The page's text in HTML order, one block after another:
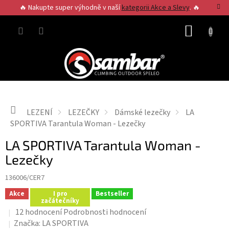
na
obsah
🔥 Nakupte super výhodně v našíkategorii Akce a Slevy. 🔥
Domů
LEZENÍ LEZEČKY Dámské lezečky
LA
SPORTIVA Tarantula Woman - Lezečky
LA SPORTIVA Tarantula Woman -
Lezečky
136006/CER7
Akce I pro
začátečníky
Bestseller
Průměrné
hodnocení
12 hodnocení Podrobnosti hodnocení
Značka: LA SPORTIVA